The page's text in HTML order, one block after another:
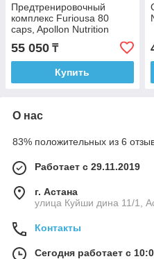
Предтренировочный
комплекс Furiousa 80
caps, Apollon Nutrition
55 050 ₸
Купить
О нас
83% положительных из 6
Работает с 29.11.2019
г. Астана
улица Куйши дина 11/1,
Контакты
Сегодня работает с